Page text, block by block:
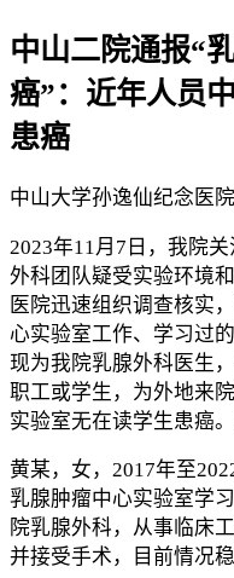
中山二院通报“
癌”：近年人员
患癌
中山大学孙逸仙纪念医院
2023年11月7日，我院
外科团队疑受实验环境
医院迅速组织调查核实
心实验室工作、学习过
现为我院乳腺外科医生
职工或学生，为外地来
实验室无在读学生患癌
黄某，女，2017年至
乳腺肿瘤中心实验室学
院乳腺外科，从事临床
并接受手术，目前情况稳